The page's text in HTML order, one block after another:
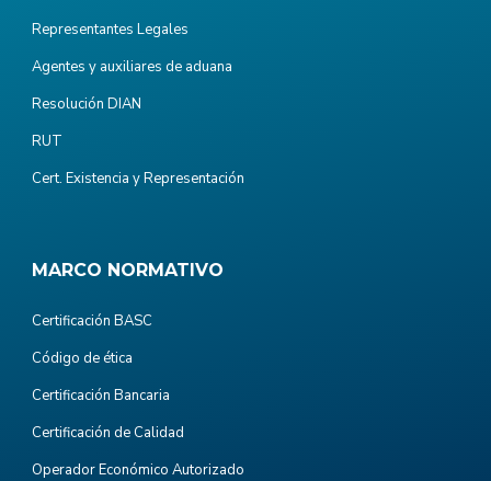
Representantes Legales
Agentes y auxiliares de aduana
Resolución DIAN
RUT
Cert. Existencia y Representación
MARCO NORMATIVO
Certificación BASC
Código de ética
Certificación Bancaria
Certificación de Calidad
Operador Económico Autorizado